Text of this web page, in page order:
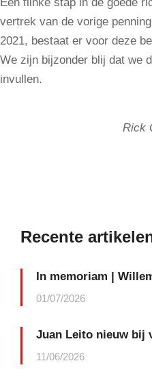
vertrek van de vorige
2021, bestaat er voor deze
We zijn bijzonder blij dat we
invullen.
Rick
Recente
In memoriam |
01/07/2026
Juan Leito nieuw bij
11/06/2026